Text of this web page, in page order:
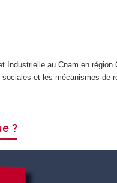
Industrielle au Cnam en
et les mécanismes de
?